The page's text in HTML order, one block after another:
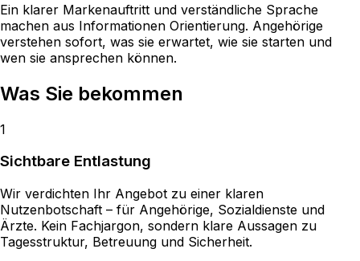
Ein klarer Markenauftritt und verständliche Sprache
machen aus Informationen Orientierung. Angehörige
verstehen sofort, was sie erwartet, wie sie starten und
wen sie ansprechen können.
Was Sie bekommen
1
Sichtbare Entlastung
Wir verdichten Ihr Angebot zu einer klaren
Nutzenbotschaft – für Angehörige, Sozialdienste und
Ärzte. Kein Fachjargon, sondern klare Aussagen zu
Tagesstruktur, Betreuung und Sicherheit.